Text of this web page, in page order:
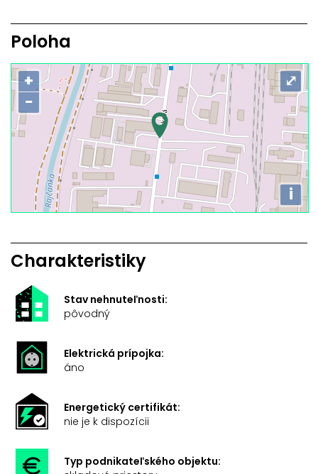
Poloha
+
−
i
⤢
Charakteristiky
Stav nehnuteľnosti:
pôvodný
Elektrická prípojka:
áno
Energetický certifikát:
nie je k dispozícii
Typ podnikateľského objektu: